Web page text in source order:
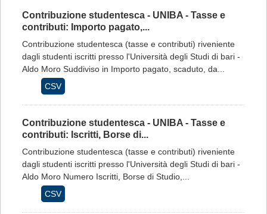
Contribuzione studentesca - UNIBA - Tasse e
contributi: Importo pagato,...
Contribuzione studentesca (tasse e contributi) riveniente
dagli studenti iscritti presso l'Università degli Studi di bari -
Aldo Moro Suddiviso in Importo pagato, scaduto, da...
CSV
Contribuzione studentesca - UNIBA - Tasse e
contributi: Iscritti, Borse di...
Contribuzione studentesca (tasse e contributi) riveniente
dagli studenti iscritti presso l'Università degli Studi di bari -
Aldo Moro Numero Iscritti, Borse di Studio,...
CSV